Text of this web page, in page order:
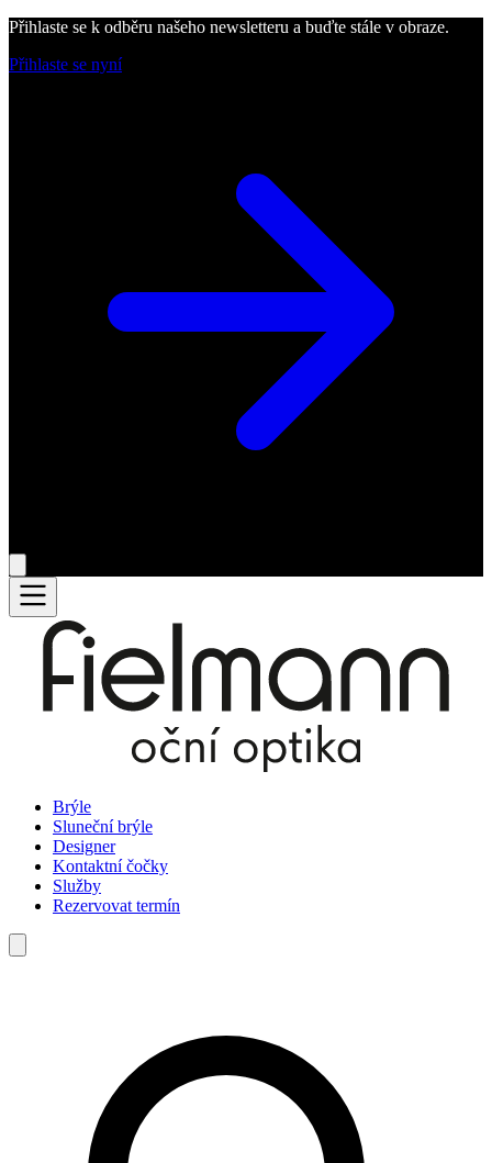
Přihlaste se k odběru našeho newsletteru a buďte stále v obraze.
Přihlaste se nyní
Brýle
Sluneční brýle
Designer
Kontaktní čočky
Služby
Rezervovat termín